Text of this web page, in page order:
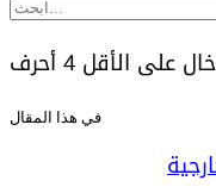
في هذا المقال